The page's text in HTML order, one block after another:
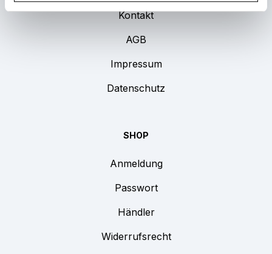
Kontakt
AGB
Impressum
Datenschutz
SHOP
Anmeldung
Passwort
Händler
Widerrufsrecht